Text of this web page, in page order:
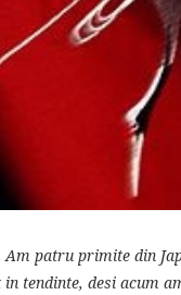
patru primite din
tendinte, desi acum